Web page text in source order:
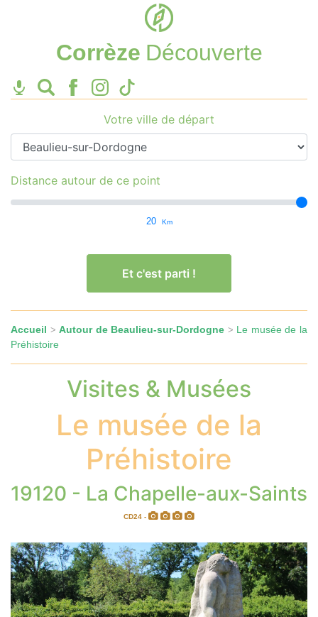
Corrèze Découverte
Votre ville de départ
Distance autour de ce point
20 Km
Et c'est parti !
Accueil >Autour de Beaulieu-sur-Dordogne > Le musée de la
Préhistoire
Visites & Musées
Le musée de la
Préhistoire
19120 - La Chapelle-aux-Saints
CD24 -